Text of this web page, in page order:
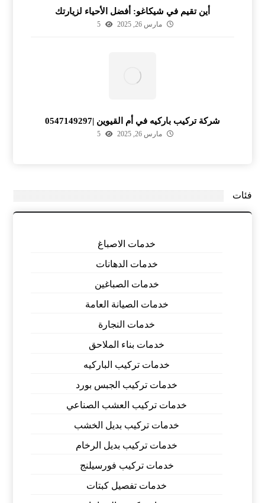
أين تقيم في شيكاغو: أفضل الأحياء لزيارتك
مارس 26, 2025 5
شركة تركيب باركيه في أم القيوين |0547149297
مارس 26, 2025 5
فئات
خدمات الاصباغ
خدمات الدهانات
خدمات الصباغين
خدمات الصيانة العامة
خدمات النجارة
خدمات بناء الملاحق
خدمات تركيب الباركيه
خدمات تركيب الجبس بورد
خدمات تركيب العشب الصناعي
خدمات تركيب بديل الخشب
خدمات تركيب بديل الرخام
خدمات تركيب فورسيلنج
خدمات تفصيل كبتات